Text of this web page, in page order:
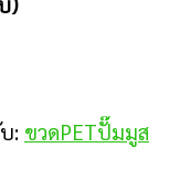
: ขวดPETปั๊มมูส